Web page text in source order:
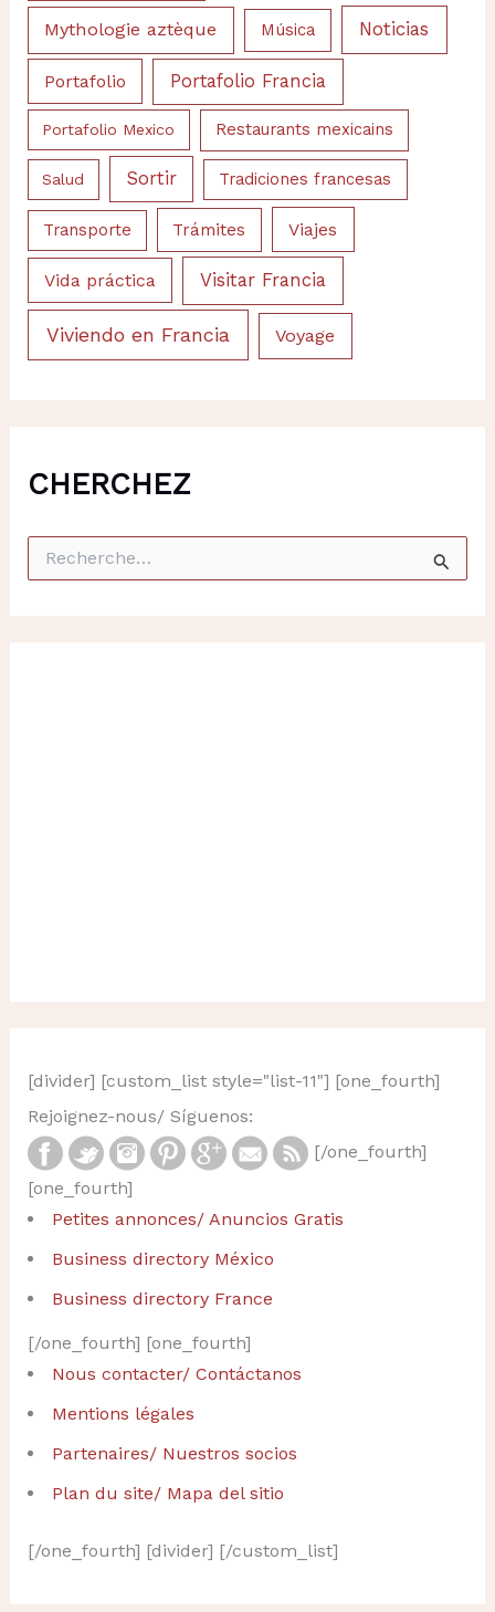
Mythologie aztèque Música Noticias
Portafolio Portafolio Francia
Portafolio Mexico Restaurants mexicains
Salud Sortir Tradiciones francesas
Transporte Trámites Viajes
Vida práctica Visitar Francia
Viviendo en Francia Voyage
CHERCHEZ
[divider] [custom_list style="list-11"] [one_fourth]
Rejoignez-nous/ Síguenos:
[/one_fourth]
[one_fourth]
Petites annonces/ Anuncios Gratis
Business directory México
Business directory France
[/one_fourth] [one_fourth]
Nous contacter/ Contáctanos
Mentions légales
Partenaires/ Nuestros socios
Plan du site/ Mapa del sitio
[/one_fourth] [divider] [/custom_list]